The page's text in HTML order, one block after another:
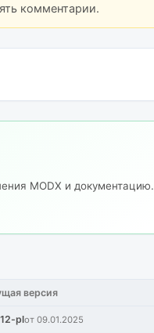
комментарии.
MODX и документацию.
версия
plот 09.01.2025